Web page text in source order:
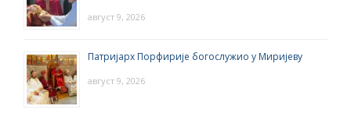
август 9, 2026
Патријарх Порфирије богослужио у Миријеву
август 9, 2026